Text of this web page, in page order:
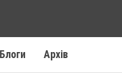
Блоги Aрхів